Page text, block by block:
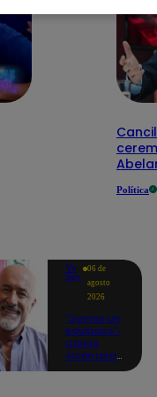
Política
Yo
Soy
06 de
agosto
2026
"Somos un
equipazo":
Carlos
Alcántara